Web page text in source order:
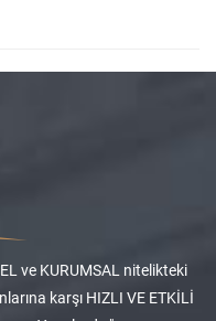
ve KURUMSAL nitelikteki
karşı HIZLI VE ETKİLİ